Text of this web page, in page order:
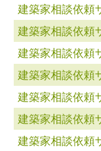
建築家相談依頼
建築家相談依頼
建築家相談依頼
建築家相談依頼
建築家相談依頼
建築家相談依頼
建築家相談依頼